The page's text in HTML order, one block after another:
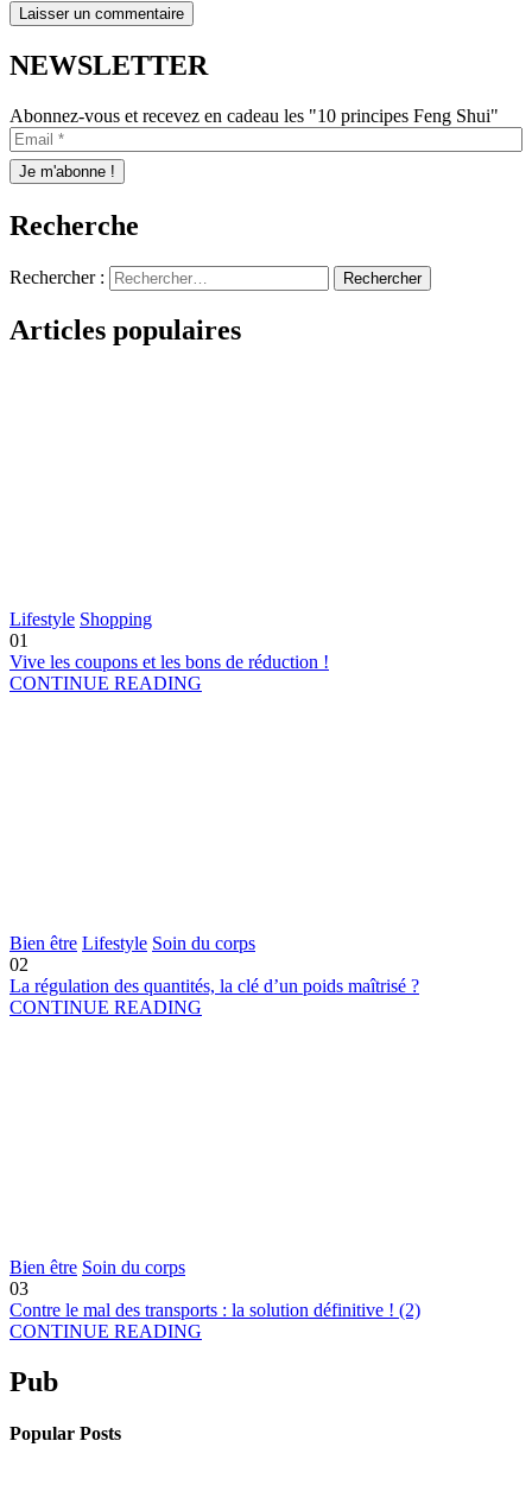
NEWSLETTER
Abonnez-vous et recevez en cadeau les "10 principes Feng Shui"
Recherche
Rechercher :
Articles populaires
Lifestyle Shopping
01
Vive les coupons et les bons de réduction !
CONTINUE READING
Bien être Lifestyle Soin du corps
02
La régulation des quantités, la clé d’un poids maîtrisé ?
CONTINUE READING
Bien être Soin du corps
03
Contre le mal des transports : la solution définitive ! (2)
CONTINUE READING
Pub
Popular Posts